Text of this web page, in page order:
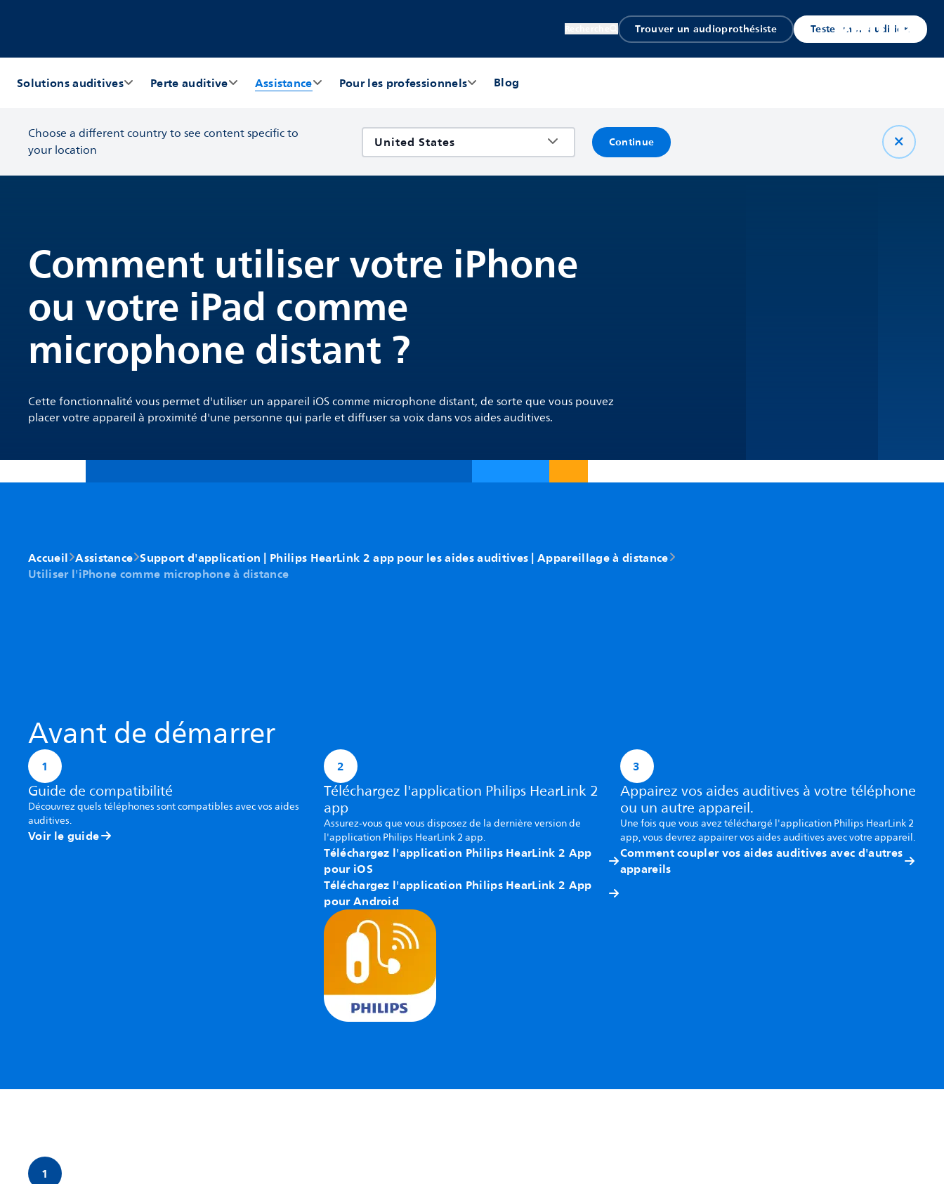
Trouver un audioprothésiste Tester mon audition
Solutions auditives Perte auditive Assistance Pour les professionnels Blog
Choose a different country to see content specific to
your location
Continue
Comment utiliser votre iPhone
ou votre iPad comme
microphone distant ?
Cette fonctionnalité vous permet d'utiliser un appareil iOS comme microphone distant, de sorte que vous pouvez
placer votre appareil à proximité d'une personne qui parle et diffuser sa voix dans vos aides auditives.
Accueil Assistance Support d'application | Philips HearLink 2 app pour les aides auditives | Appareillage à distance
Utiliser l'iPhone comme microphone à distance
Avant de démarrer
1
Guide de compatibilité
Découvrez quels téléphones sont compatibles avec vos aides
auditives.
Voir le guide
2
Téléchargez l'application Philips HearLink 2
app
Assurez-vous que vous disposez de la dernière version de
l'application Philips HearLink 2 app.
Téléchargez l'application Philips HearLink 2 App
pour iOS
Téléchargez l'application Philips HearLink 2 App
pour Android
3
Appairez vos aides auditives à votre téléphone
ou un autre appareil.
Une fois que vous avez téléchargé l'application Philips HearLink 2
app, vous devrez appairer vos aides auditives avec votre appareil.
Comment coupler vos aides auditives avec d'autres
appareils
1